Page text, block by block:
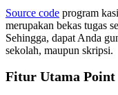
Source code program
merupakan bekas tugas
Sehingga, dapat Anda
sekolah, maupun skripsi.
Fitur Utama Point